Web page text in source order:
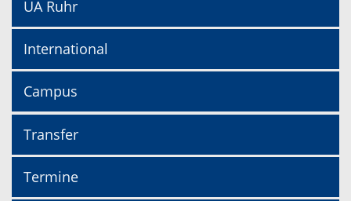
UA Ruhr
International
Campus
Transfer
Termine